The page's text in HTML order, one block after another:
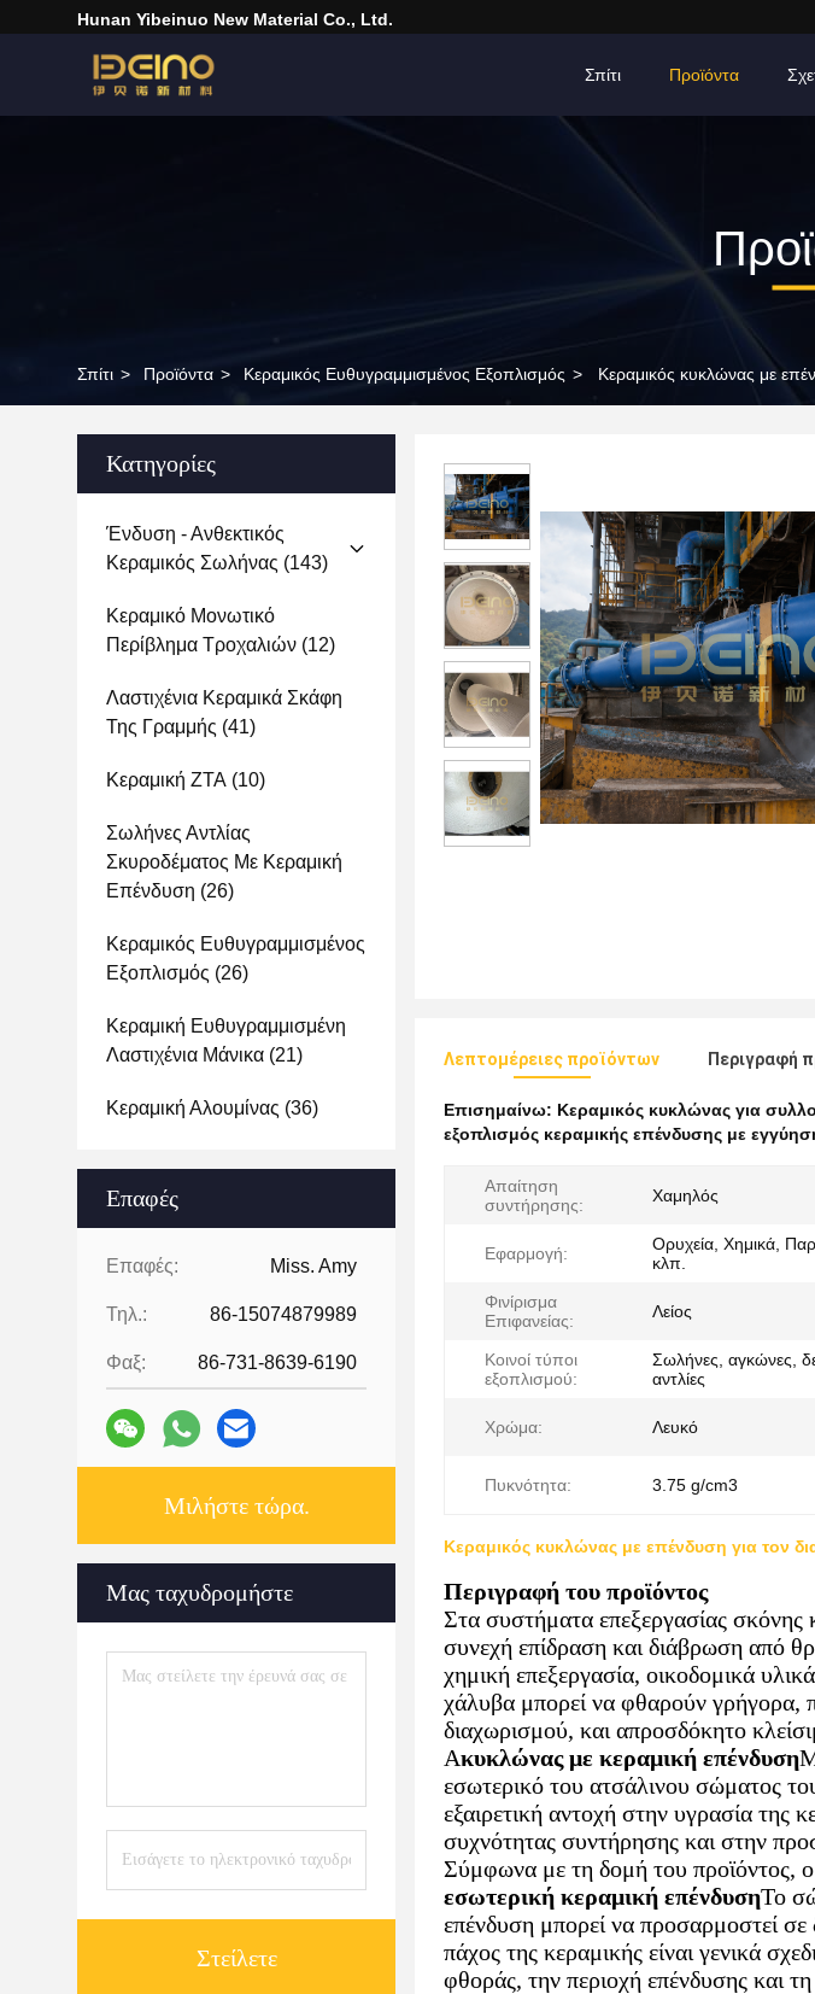
Hunan Yibeinuo New Material Co., Ltd.
Σπίτι Προϊόντα
Σπίτι > Προϊόντα > Κεραμικός Ευθυγραμμισμένος Εξοπλισμός > Κεραμικός κυκλώνας με
Κατηγορίες
Ένδυση - Ανθεκτικός
Κεραμικός Σωλήνας (143)
Κεραμικό Μονωτικό
Περίβλημα Τροχαλιών (12)
Λαστιχένια Κεραμικά Σκάφη
Της Γραμμής (41)
Κεραμική ZTA (10)
Σωλήνες Αντλίας
Σκυροδέματος Με Κεραμική
Επένδυση (26)
Κεραμικός Ευθυγραμμισμένος
Εξοπλισμός (26)
Κεραμική Ευθυγραμμισμένη
Λαστιχένια Μάνικα (21)
Κεραμική Αλουμίνας (36)
Επαφές
Επαφές: Miss. Amy
Τηλ.: 86-15074879989
Φαξ: 86-731-8639-6190
Μιλήστε τώρα.
Μας ταχυδρομήστε
Στείλετε
Λεπτομέρειες προϊόντων Περιγραφή
Επισημαίνω: Κεραμικός κυκλώνας για
εξοπλισμός κεραμικής επένδυσης με
Απαίτηση
συντήρησης:
Χαμηλός
Εφαρμογή:
Ορυχεία, Χημικά,
κλπ.
Φινίρισμα
Επιφανείας:
Λείος
Κοινοί τύποι
εξοπλισμού:
Σωλήνες, αγκώνες,
αντλίες
Χρώμα: Λευκό
Πυκνότητα: 3.75 g/cm3
Κεραμικός κυκλώνας με επένδυση για τον
Περιγραφή του προϊόντος
Στα συστήματα επεξεργασίας σκόνης
συνεχή επίδραση και διάβρωση από
χημική επεξεργασία, οικοδομικά
χάλυβα μπορεί να φθαρούν γρήγορα,
διαχωρισμού, και απροσδόκητο
Ακυκλώνας με κεραμική επένδυση
εσωτερικό του ατσάλινου σώματος
εξαιρετική αντοχή στην υγρασία
συχνότητας συντήρησης και στην
Σύμφωνα με τη δομή του προϊόντος,
εσωτερική κεραμική επένδυσηΤο
επένδυση μπορεί να προσαρμοστεί
πάχος της κεραμικής είναι γενικά
φθοράς, την περιοχή επένδυσης και